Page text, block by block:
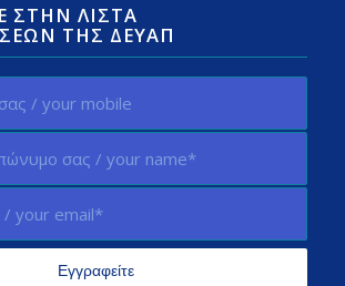
ΣΤΗΝ ΛΊΣΤΑ
ΤΗΣ ΔΕΥΑΠ